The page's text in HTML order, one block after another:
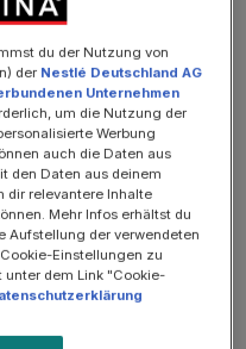
du der Nutzung von
der Nestlé Deutschland AG
Unternehmen
um die Nutzung der
Werbung
auch die Daten aus
den Daten aus deinem
dir relevantere Inhalte
Mehr Infos erhältst du
Aufstellung der verwendeten
Einstellungen zu
unter dem Link "Cookie-